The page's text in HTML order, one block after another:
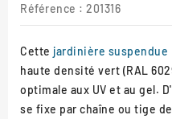
Référence : 201316
Cette jardinière suspendue
haute densité vert (RAL
optimale aux UV et au gel.
se fixe par chaîne ou tige